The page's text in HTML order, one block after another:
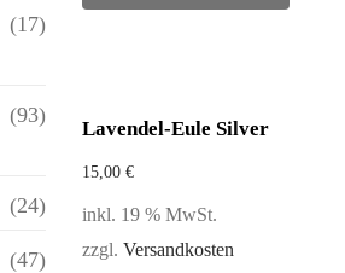
(17)
(93)
(24)
(47)
Lavendel-Eule Silver
15,00 €
inkl. 19 % MwSt.
zzgl. Versandkosten